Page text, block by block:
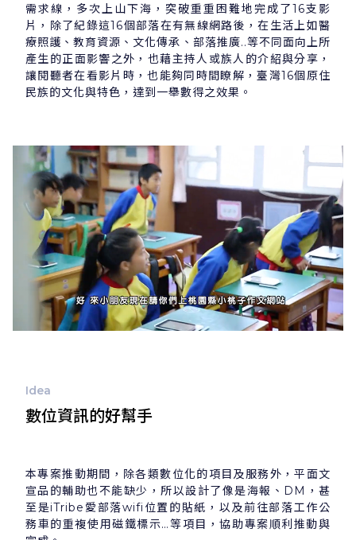
需求線，多次上山下海，突破重重困難地完成了16支影
片，除了紀錄這16個部落在有無線網路後，在生活上如醫
療照護、教育資源、文化傳承、部落推廣..等不同面向上所
產生的正面影響之外，也藉主持人或族人的介紹與分享，
讓閱聽者在看影片時，也能夠同時間瞭解，臺灣16個原住
民族的文化與特色，達到一舉數得之效果。
Idea
數位資訊的好幫手
本專案推動期間，除各類數位化的項目及服務外，平面文
宣品的輔助也不能缺少，所以設計了像是海報、DM，甚
至是iTribe愛部落wifi位置的貼紙，以及前往部落工作公
務車的重複使用磁鐵標示…等項目，協助專案順利推動與